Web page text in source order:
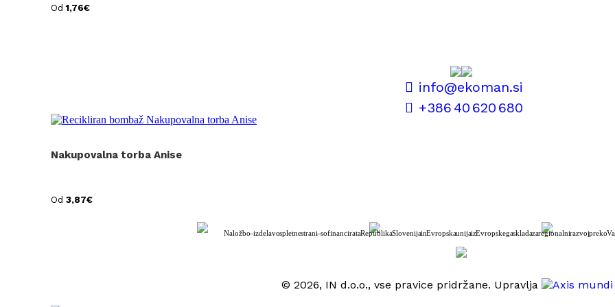
Od1,76€
Nakupovalna torba Anise
Od 3,87€
info@ekoman.si
+386 40 620 680
Naložbo – izdelavo spletne strani – sofinancirata Republika Slovenija in Evropska unija iz Evropskega sklada za regionalni razvoj preko
© 2026, IN d.o.o., vse pravice pridržane. Upravlja